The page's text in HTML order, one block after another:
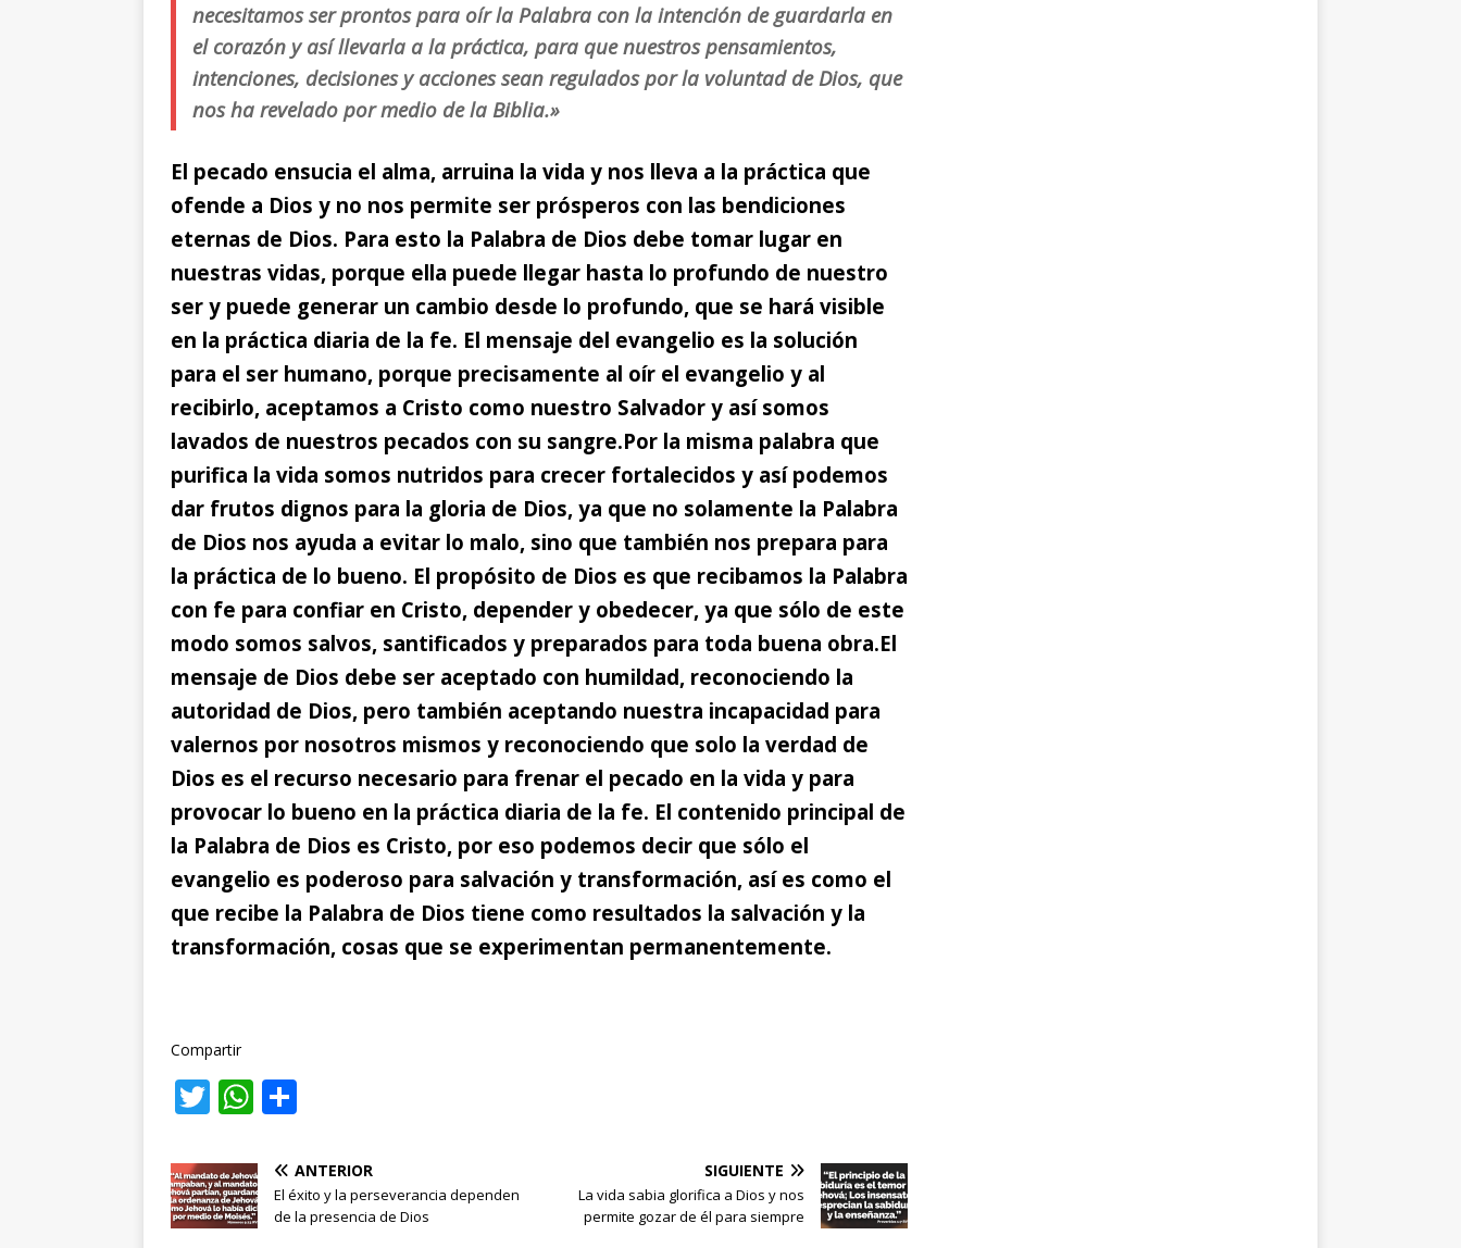
necesitamos ser prontos para oír la Palabra con la intención de guardarla en
el corazón y así llevarla a la práctica, para que nuestros pensamientos,
intenciones, decisiones y acciones sean regulados por la voluntad de Dios, que
nos ha revelado por medio de la Biblia.»
El pecado ensucia el alma, arruina la vida y nos lleva a la práctica que
ofende a Dios y no nos permite ser prósperos con las bendiciones
eternas de Dios. Para esto la Palabra de Dios debe tomar lugar en
nuestras vidas, porque ella puede llegar hasta lo profundo de nuestro
ser y puede generar un cambio desde lo profundo, que se hará visible
en la práctica diaria de la fe. El mensaje del evangelio es la solución
para el ser humano, porque precisamente al oír el evangelio y al
recibirlo, aceptamos a Cristo como nuestro Salvador y así somos
lavados de nuestros pecados con su sangre.Por la misma palabra que
purifica la vida somos nutridos para crecer fortalecidos y así podemos
dar frutos dignos para la gloria de Dios, ya que no solamente la Palabra
de Dios nos ayuda a evitar lo malo, sino que también nos prepara para
la práctica de lo bueno. El propósito de Dios es que recibamos la Palabra
con fe para confiar en Cristo, depender y obedecer, ya que sólo de este
modo somos salvos, santificados y preparados para toda buena obra.El
mensaje de Dios debe ser aceptado con humildad, reconociendo la
autoridad de Dios, pero también aceptando nuestra incapacidad para
valernos por nosotros mismos y reconociendo que solo la verdad de
Dios es el recurso necesario para frenar el pecado en la vida y para
provocar lo bueno en la práctica diaria de la fe. El contenido principal de
la Palabra de Dios es Cristo, por eso podemos decir que sólo el
evangelio es poderoso para salvación y transformación, así es como el
que recibe la Palabra de Dios tiene como resultados la salvación y la
transformación, cosas que se experimentan permanentemente.
Compartir
T
it
te
r
W
at
s
A
m
p
ar
ANTERIOR
El éxito y la perseverancia dependen
de la presencia de Dios
SIGUIENTE
La vida sabia glorifica a Dios y nos
permite gozar de él para siempre